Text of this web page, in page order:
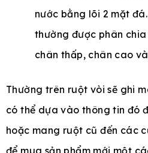
nước bằng lõi 2 mặt
thường được phân
chân thấp, chân cao
Thường trên ruột vòi sẽ ghi
có thể dựa vào thông tin đó
hoặc mang ruột cũ đến các
để mua sản phẩm mới một